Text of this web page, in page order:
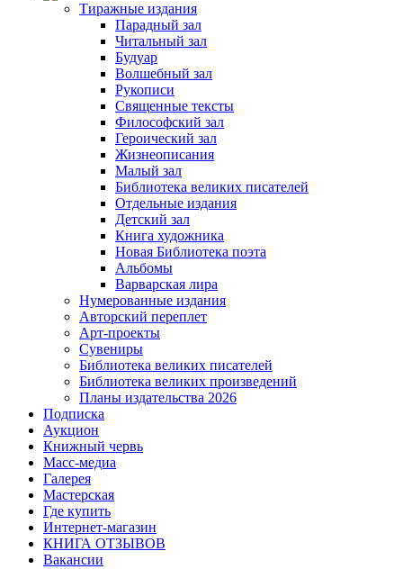
Тиражные издания
Парадный зал
Читальный зал
Будуар
Волшебный зал
Рукописи
Священные тексты
Философский зал
Героический зал
Жизнеописания
Малый зал
Библиотека великих писателей
Отдельные издания
Детский зал
Книга художника
Новая Библиотека поэта
Альбомы
Варварская лира
Нумерованные издания
Авторский переплет
Арт-проекты
Сувениры
Библиотека великих писателей
Библиотека великих произведений
Планы издательства 2026
Подписка
Аукцион
Книжный червь
Масс-медиа
Галерея
Мастерская
Где купить
Интернет-магазин
КНИГА ОТЗЫВОВ
Вакансии